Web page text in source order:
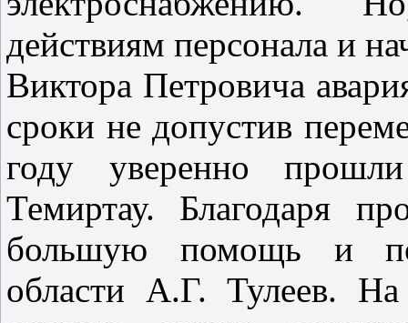
действиям персонала и
Виктора Петровича
сроки не допустив
году уверенно
Темиртау. Благодаря
большую помощь и
области А.Г. Тулеев.